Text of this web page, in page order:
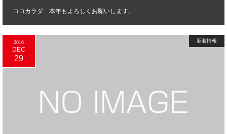
ココカラダ 本年もよろしくお願いします。
2016
DEC
29
新着情報